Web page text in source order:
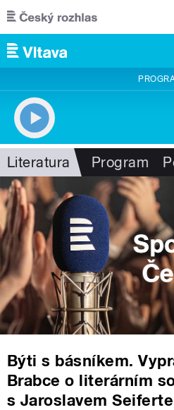
Přejít k hlavnímu obsahu
Literatura Program
Býti s básníkem.
Brabce o literárním
s Jaroslavem